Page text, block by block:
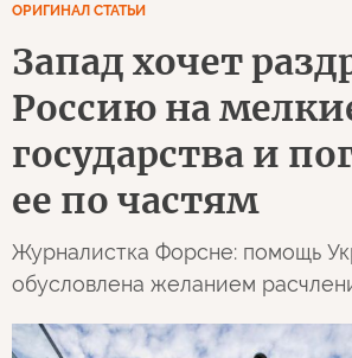
ОРИГИНАЛ СТАТЬИ
Запад хочет
Россию на
государства и
ее по частям
Журналистка Форсне: помощь
обусловлена желанием